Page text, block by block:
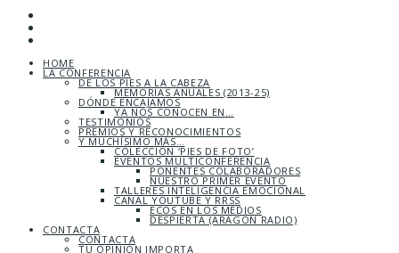
HOME
LA CONFERENCIA
DE LOS PIES A LA CABEZA
MEMORIAS ANUALES (2013-25)
DÓNDE ENCAJAMOS
YA NOS CONOCEN EN…
TESTIMONIOS
PREMIOS Y RECONOCIMIENTOS
Y MUCHÍSIMO MÁS…
COLECCIÓN ‘PIES DE FOTO’
EVENTOS MULTICONFERENCIA
PONENTES COLABORADORES
NUESTRO PRIMER EVENTO
TALLERES INTELIGENCIA EMOCIONAL
CANAL YOUTUBE Y RRSS
ECOS EN LOS MEDIOS
DESPIERTA (ARAGÓN RADIO)
CONTACTA
CONTACTA
TU OPINIÓN IMPORTA